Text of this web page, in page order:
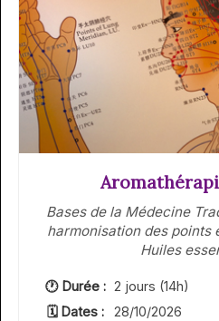
Bases de la Médecine
harmonisation des points
Huiles
🕐 Durée : 2 jours (14h)
🗓 Dates :
28/10/2026